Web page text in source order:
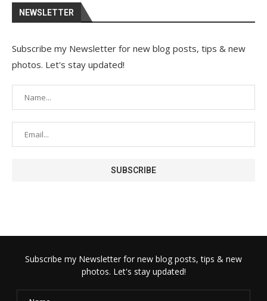
NEWSLETTER
Subscribe my Newsletter for new blog posts, tips & new
photos. Let's stay updated!
Subscribe my Newsletter for new blog posts, tips & new
photos. Let's stay updated!